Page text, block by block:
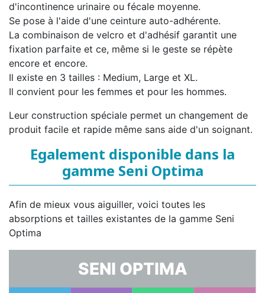
d'incontinence urinaire ou fécale moyenne.
Se pose à l'aide d'une ceinture auto-adhérente.
La combinaison de velcro et d'adhésif garantit une
fixation parfaite et ce, même si le geste se répète
encore et encore.
Il existe en 3 tailles : Medium, Large et XL.
Il convient pour les femmes et pour les hommes.
Leur construction spéciale permet un changement de
produit facile et rapide même sans aide d'un soignant.
Egalement disponible dans la
gamme Seni Optima
Afin de mieux vous aiguiller, voici toutes les
absorptions et tailles existantes de la gamme Seni
Optima
SENI OPTIMA